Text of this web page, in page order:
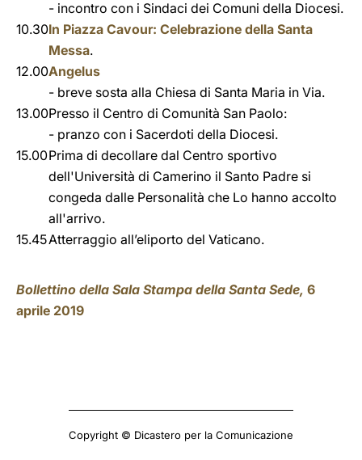
- incontro con i Sindaci dei Comuni della Diocesi.
10.30In Piazza Cavour: Celebrazione della Santa
Messa.
12.00Angelus
- breve sosta alla Chiesa di Santa Maria in Via.
13.00Presso il Centro di Comunità San Paolo:
- pranzo con i Sacerdoti della Diocesi.
15.00Prima di decollare dal Centro sportivo
dell'Università di Camerino il Santo Padre si
congeda dalle Personalità che Lo hanno accolto
all'arrivo.
15.45Atterraggio all’eliporto del Vaticano.
Bollettino della Sala Stampa della Santa Sede, 6
aprile 2019
Copyright © Dicastero per la Comunicazione